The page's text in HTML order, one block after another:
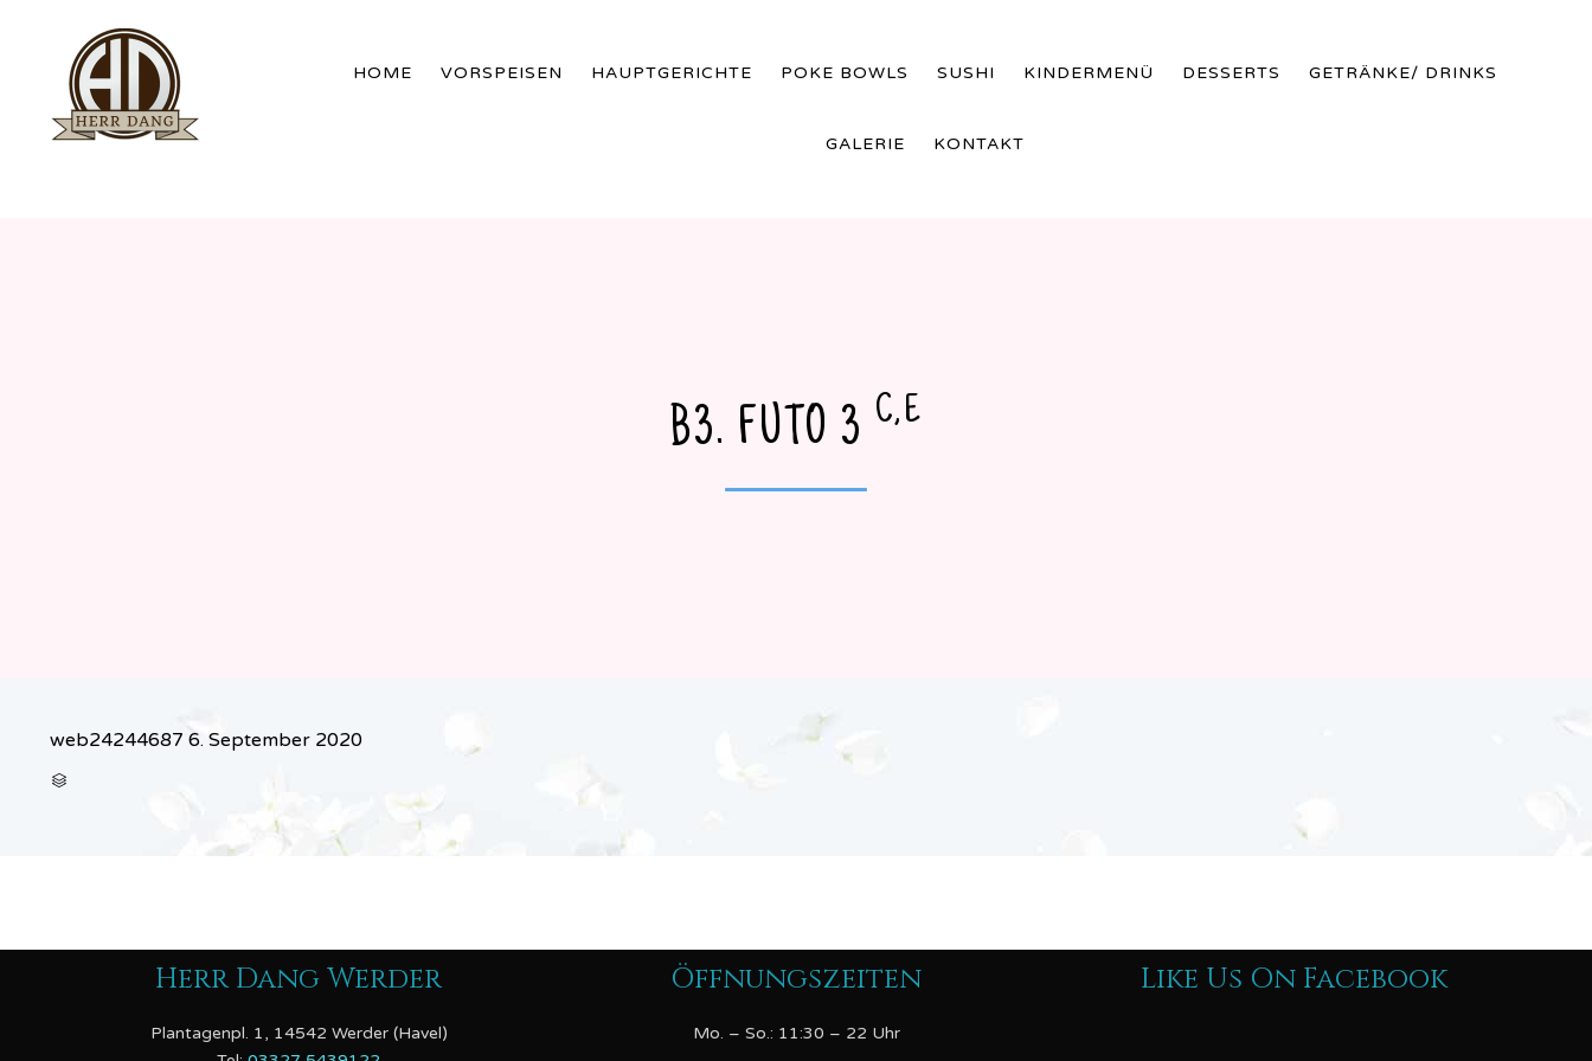
HOME VORSPEISEN HAUPTGERICHTE POKE BOWLS SUSHI KINDERMENÜ DESSERTS GETRÄNKE/ DRINKS
GALERIE KONTAKT
B3. FUTO 3 C,E
web24244687 6. September 2020

Herr Dang Werder
Plantagenpl. 1, 14542 Werder (Havel)
Öffnungszeiten
Mo. – So.: 11:30 – 22 Uhr
Like Us On Facebook